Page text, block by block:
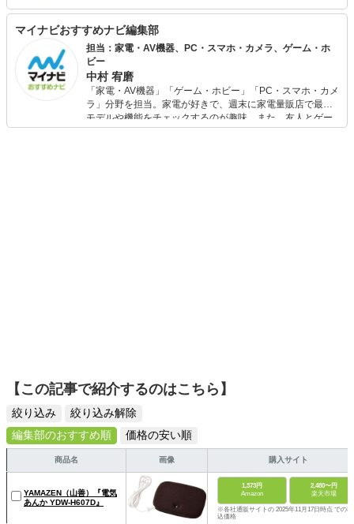
電専門サイト『家電 Watch』の編集記者でもある。
マイナビおすすめナビ編集部
担当：家電・AV機器、PC・スマホ・カメラ、ゲーム・ホ
ビー
中村 宥磨
「家電・AV機器」「ゲーム・ホビー」「PC・スマホ・カメ
ラ」分野を担当。家電が好きで、週末に家電量販店で最新
モデルや機能をチェックするのが趣味。また、友人とゲー
ムを楽しみながら、新作タイトルやイベント情報もいち早
【この記事で紹介するのはこちら】
絞り込み
絞り込み解除
編集部のおすすめ順
価格の安い順
商品名 画像 購入サイト
YAMAZEN（山善）『電気
あんか YDW-H607D』
1,373円
Amazon
2,480〜円
楽天市場
※各社通販サイトの 2025年11月17日時点 での税
込価格